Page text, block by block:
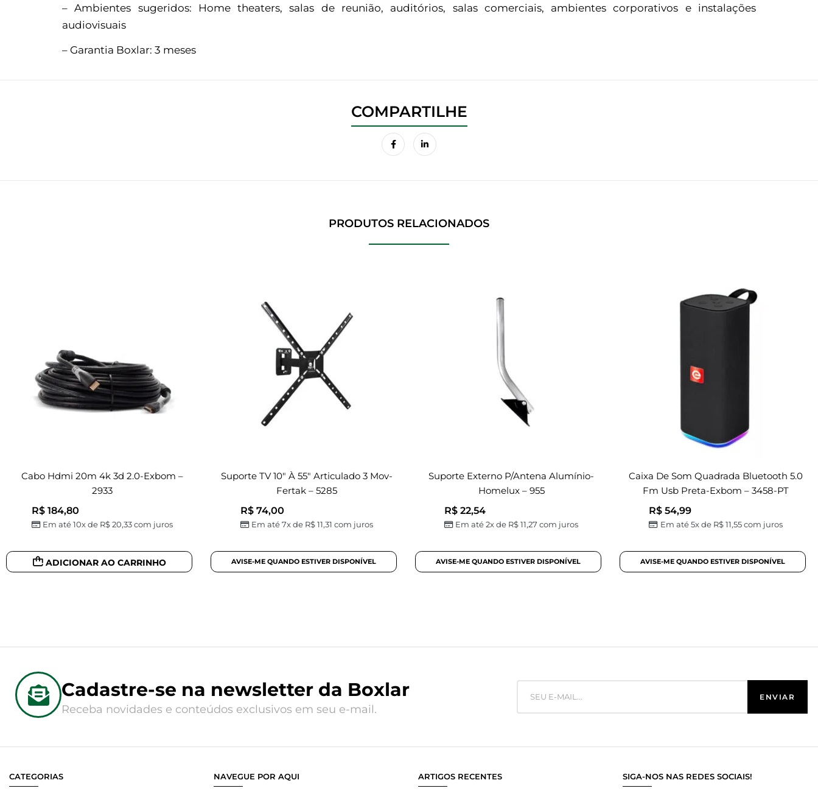
– Ambientes sugeridos: Home theaters, salas de reunião, auditórios, salas comerciais, ambientes corporativos e instalações
audiovisuais
– Garantia Boxlar: 3 meses
PRODUTOS RELACIONADOS
Cabo Hdmi 20m 4k 3d 2.0-Exbom –
2933
R$184,80
Em até 10x de R$20,33com juros
ADICIONAR AO CARRINHO
Suporte TV 10″ À 55″ Articulado 3 Mov-
Fertak – 5285
R$74,00
Em até 7x de R$11,31 com juros
Suporte Externo P/antena Alumínio-
Homelux – 955
R$22,54
Em até 2x de R$11,27 com juros
Caixa De Som Quadrada Bluetooth 5.0
Fm Usb Preta-Exbom – 3458-PT
R$ 54,99
Em até 5x de R$11,55com juros
Cadastre-se na newsletter da Boxlar
Receba novidades e conteúdos exclusivos em seu e-mail.
CATEGORIAS NAVEGUE POR AQUI ARTIGOS RECENTES SIGA-NOS NAS REDES SOCIAIS!